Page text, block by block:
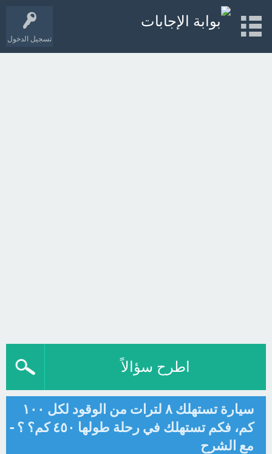
تسجيل الدخول
اطرح سؤالاً
سيارة تستهلك ٨ لترات من الوقود لكل ١٠٠
كم، فكم تستهلك في رحلة طولها ٤٥٠ كم؟ ؟ -
مع الشرح